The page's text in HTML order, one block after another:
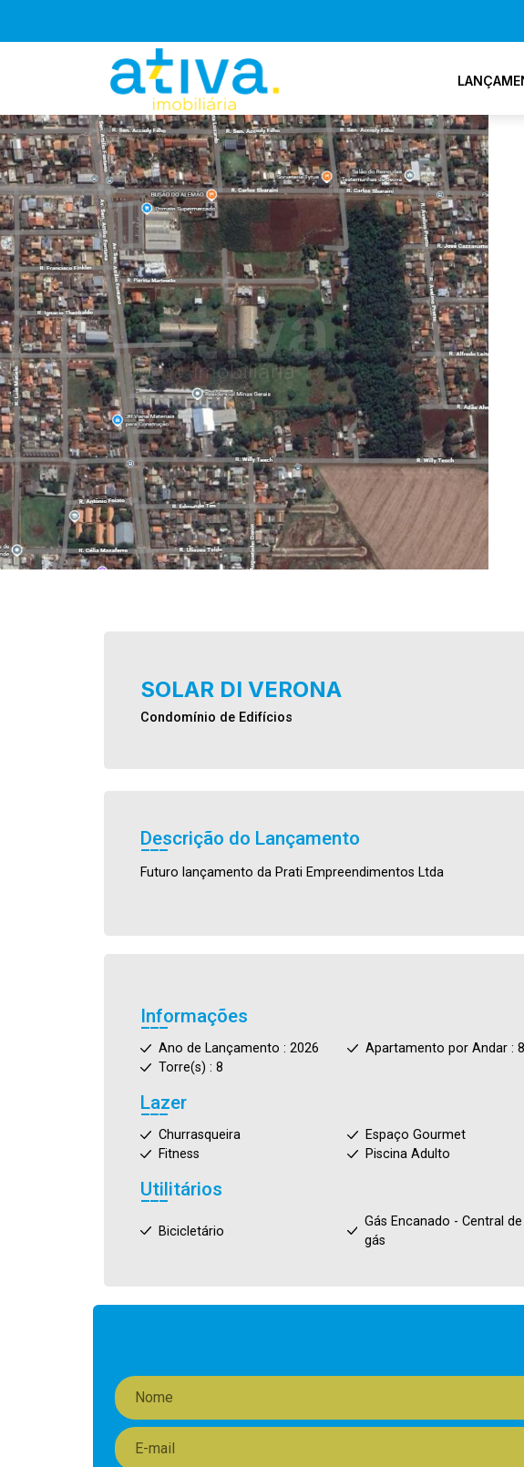
SOLAR DI VERONA
Condomínio de Edifícios
Descrição do Lançamento
Futuro lançamento da Prati Empreendimentos Ltda
Informações
Ano de Lançamento : 2026 Apartamento por Andar : 8
Torre(s) : 8
Lazer
Churrasqueira Espaço Gourmet
Fitness
Piscina Adulto
Utilitários
Bicicletário
Gás Encanado - Central de
gás